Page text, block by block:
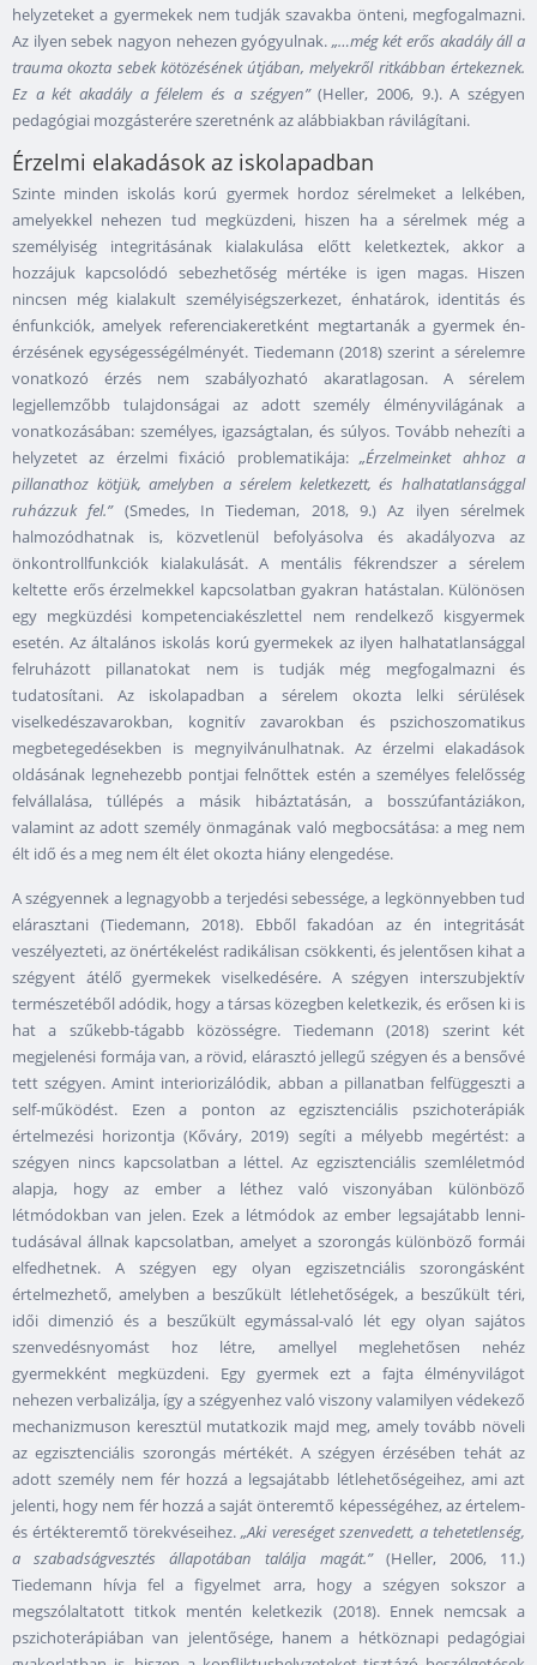
helyzeteket a gyermekek nem tudják szavakba önteni, megfogalmazni.
Az ilyen sebek nagyon nehezen gyógyulnak. „…még két erős akadály áll a
trauma okozta sebek kötözésének útjában, melyekről ritkábban értekeznek.
Ez a két akadály a félelem és a szégyen”(Heller, 2006, 9.). A szégyen
pedagógiai mozgásterére szeretnénk az alábbiakban rávilágítani.
Érzelmi elakadások az iskolapadban
Szinte minden iskolás korú gyermek hordoz sérelmeket a lelkében,
amelyekkel nehezen tud megküzdeni, hiszen ha a sérelmek még a
személyiség integritásának kialakulása előtt keletkeztek, akkor a
hozzájuk kapcsolódó sebezhetőség mértéke is igen magas. Hiszen
nincsen még kialakult személyiségszerkezet, énhatárok, identitás és
énfunkciók, amelyek referenciakeretként megtartanák a gyermek én-
érzésének egységességélményét. Tiedemann (2018) szerint a sérelemre
vonatkozó érzés nem szabályozható akaratlagosan. A sérelem
legjellemzőbb tulajdonságai az adott személy élményvilágának a
vonatkozásában: személyes, igazságtalan, és súlyos. Tovább nehezíti a
helyzetet az érzelmi fixáció problematikája:„Érzelmeinket ahhoz a
pillanathoz kötjük, amelyben a sérelem keletkezett, és halhatatlansággal
ruházzuk fel.”(Smedes, In Tiedeman, 2018, 9.) Az ilyen sérelmek
halmozódhatnak is, közvetlenül befolyásolva és akadályozva az
önkontrollfunkciók kialakulását. A mentális fékrendszer a sérelem
keltette erős érzelmekkel kapcsolatban gyakran hatástalan. Különösen
egy megküzdési kompetenciakészlettel nem rendelkező kisgyermek
esetén. Az általános iskolás korú gyermekek az ilyen halhatatlansággal
felruházott pillanatokat nem is tudják még megfogalmazni és
tudatosítani. Az iskolapadban a sérelem okozta lelki sérülések
viselkedészavarokban, kognitív zavarokban és pszichoszomatikus
megbetegedésekben is megnyilvánulhatnak. Az érzelmi elakadások
oldásának legnehezebb pontjai felnőttek estén a személyes felelősség
felvállalása, túllépés a másik hibáztatásán, a bosszúfantáziákon,
valamint az adott személy önmagának való megbocsátása: a meg nem
élt idő és a meg nem élt élet okozta hiány elengedése.
A szégyennek a legnagyobb a terjedési sebessége, a legkönnyebben tud
elárasztani (Tiedemann, 2018). Ebből fakadóan az én integritását
veszélyezteti, az önértékelést radikálisan csökkenti, és jelentősen kihat a
szégyent átélő gyermekek viselkedésére. A szégyen interszubjektív
természetéből adódik, hogy a társas közegben keletkezik, és erősen ki is
hat a szűkebb-tágabb közösségre. Tiedemann (2018) szerint két
megjelenési formája van, a rövid, elárasztó jellegű szégyen és a bensővé
tett szégyen. Amint interiorizálódik, abban a pillanatban felfüggeszti a
self-működést. Ezen a ponton az egzisztenciális pszichoterápiák
értelmezési horizontja (Kőváry, 2019) segíti a mélyebb megértést: a
szégyen nincs kapcsolatban a léttel. Az egzisztenciális szemléletmód
alapja, hogy az ember a léthez való viszonyában különböző
létmódokban van jelen. Ezek a létmódok az ember legsajátabb lenni-
tudásával állnak kapcsolatban, amelyet a szorongás különböző formái
elfedhetnek. A szégyen egy olyan egziszetnciális szorongásként
értelmezhető, amelyben a beszűkült létlehetőségek, a beszűkült téri,
idői dimenzió és a beszűkült egymással-való lét egy olyan sajátos
szenvedésnyomást hoz létre, amellyel meglehetősen nehéz
gyermekként megküzdeni. Egy gyermek ezt a fajta élményvilágot
nehezen verbalizálja, így a szégyenhez való viszony valamilyen védekező
mechanizmuson keresztül mutatkozik majd meg, amely tovább növeli
az egzisztenciális szorongás mértékét. A szégyen érzésében tehát az
adott személy nem fér hozzá a legsajátabb létlehetőségeihez, ami azt
jelenti, hogy nem fér hozzá a saját önteremtő képességéhez, az értelem-
és értékteremtő törekvéseihez.„Aki vereséget szenvedett, a tehetetlenség,
a szabadságvesztés állapotában találja magát.”(Heller, 2006, 11.)
Tiedemann hívja fel a figyelmet arra, hogy a szégyen sokszor a
megszólaltatott titkok mentén keletkezik (2018). Ennek nemcsak a
pszichoterápiában van jelentősége, hanem a hétköznapi pedagógiai